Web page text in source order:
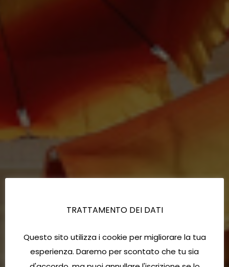
TRATTAMENTO DEI DATI
Questo sito utilizza i cookie per migliorare la tua
esperienza. Daremo per scontato che tu sia